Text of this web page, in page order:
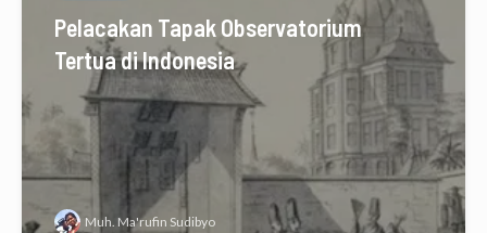
Pelacakan Tapak Observatorium
Tertua di Indonesia
Muh. Ma'rufin Sudibyo